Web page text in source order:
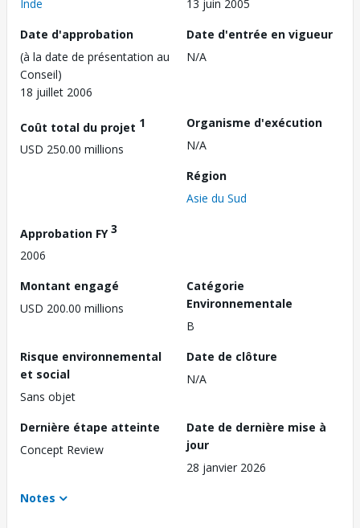
Inde
13 juin 2005
Date d'approbation
(à la date de présentation au
Conseil)
18 juillet 2006
Date d'entrée en vigueur
N/A
Coût total du projet 1
USD 250.00 millions
Organisme d'exécution
N/A
Région
Asie du Sud
Approbation FY3
2006
Montant engagé
USD 200.00 millions
Catégorie
Environnementale
B
Risque environnemental
et social
Sans objet
Date de clôture
N/A
Dernière étape atteinte
Concept Review
Date de dernière mise à
jour
28 janvier 2026
Notes